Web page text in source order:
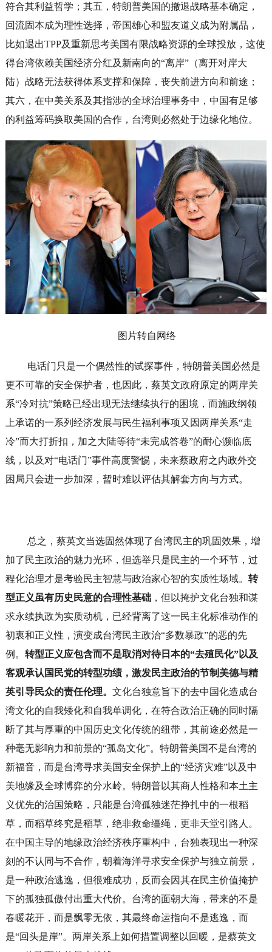
符合其利益哲学；其五，特朗普美国的撤退战略基本确定，
回流固本成为理性选择，帝国雄心和盟友道义成为附属品，
比如退出TPP及重新思考美国有限战略资源的全球投放，这使
得台湾依赖美国经济分红及新南向的“离岸”（离开对岸大
陆）战略无法获得体系支撑和保障，丧失前进方向和前途；
其六，在中美关系及其指涉的全球治理事务中，中国有足够
的利益筹码换取美国的合作，台湾则必然处于边缘化地位。
图片转自网络
电话门只是一个偶然性的试探事件，特朗普美国必然是
更不可靠的安全保护者，也因此，蔡英文政府原定的两岸关
系“冷对抗”策略已经出现无法继续执行的困境，而施政纲领
上承诺的一系列经济发展与民生福利事项又因两岸关系“走
冷”而大打折扣，加之大陆等待“未完成答卷”的耐心濒临底
线，以及对“电话门”事件高度警惕，未来蔡政府之内政外交
困局只会进一步加深，暂时难以评估其解套方向与方式。
总之，蔡英文当选固然体现了台湾民主的巩固效果，增
加了民主政治的魅力光环，但选举只是民主的一个环节，过
程化治理才是考验民主智慧与政治家心智的实质性场域。转
型正义虽有历史民意的合理性基础 ，但以掩护文化台独和谋
求永续执政为实质动机，已经背离了这一民主化标准动作的
初衷和正义性，演变成台湾民主政治“多数暴政”的恶的先
例。转型正义应包含而不是取消对待日本的“去殖民化”以及
客观承认国民党的转型功绩，激发民主政治的节制美德与精
英引导民众的责任伦理。文化台独意旨下的去中国化造成台
湾文化的自我矮化和自我单调化，在符合政治正确的同时隔
断了其与厚重的中国历史文化传统的纽带，其前途必然是一
种毫无影响力和前景的“孤岛文化”。特朗普美国不是台湾的
新福音，而是台湾寻求美国安全保护上的“经济灾难”以及中
美地缘及全球博弈的分水岭。特朗普以其商人性格和本土主
义优先的治国策略，只能是台湾孤独迷茫挣扎中的一根稻
草，而稻草终究是稻草，绝非救命缰绳，更非天堂引路人。
在中国主导的地缘政治经济秩序重构中，台独表现出一种深
刻的不认同与不合作，朝着海洋寻求安全保护与独立前景，
是一种政治逃逸，但很难成功，反而会因其在民主价值掩护
下的孤独孤傲付出重大代价。台湾的面朝大海，带来的不是
春暖花开，而是飘零无依，其最终命运指向不是逃逸，而
是“回头是岸”。两岸关系上如何措置调整以回暖，是蔡英文